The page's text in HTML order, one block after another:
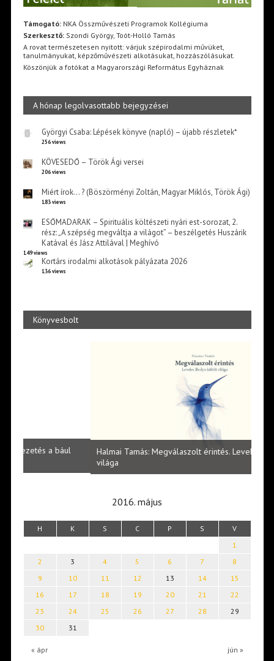
Támogató:NKA Összművészeti Programok Kollégiuma
Szerkesztő:Szondi György, Toót-Holló Tamás
A rovat természetesen nyitott: várjuk szépirodalmi művüket,
tanulmányukat, képzőművészeti alkotásukat, hozzászólásukat.
Köszönjük a fotókat a Magyarországi Református Egyháznak
A hónap legolvasottabb bejegyzései
Györgyi Csaba: Lépések könyve (napló) – újabb részletek*
256 views
KÖVESEDŐ – Török Ági versei
206 views
Miért írok… ? (Böszörményi Zoltán, Magyar Miklós, Török Ági)
183 views
ESŐMADARAK – Spirituális költészeti nyári est-sorozat, 2.
rész: „A szépség megváltja a világot” – beszélgetés Huszárik
Katával és Jász Attilával | Meghívó
149 views
Kortárs irodalmi alkotások pályázata 2026
136 views
Könyvesbolt
Halmai Tamás: Megválaszolt érintés. Leveles Ibolya költői
2016. május
H K S C P S V
« ápr jún »
1
2
3 4 5 6 7
8
9
10 11 12 13 14
15
16
17 18 19 20 21
22
23
24 25 26 27 28
29
30
31